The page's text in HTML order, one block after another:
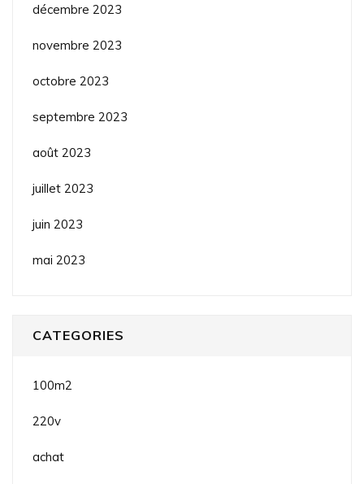
décembre 2023
novembre 2023
octobre 2023
septembre 2023
août 2023
juillet 2023
juin 2023
mai 2023
CATEGORIES
100m2
220v
achat